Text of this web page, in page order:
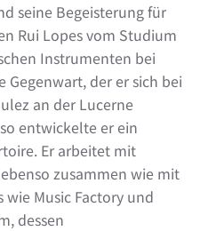
seine Begeisterung für
Rui Lopes vom Studium
Instrumenten bei
Gegenwart, der er sich bei
an der Lucerne
entwickelte er ein
Er arbeitet mit
zusammen wie mit
wie Music Factory und
dessen